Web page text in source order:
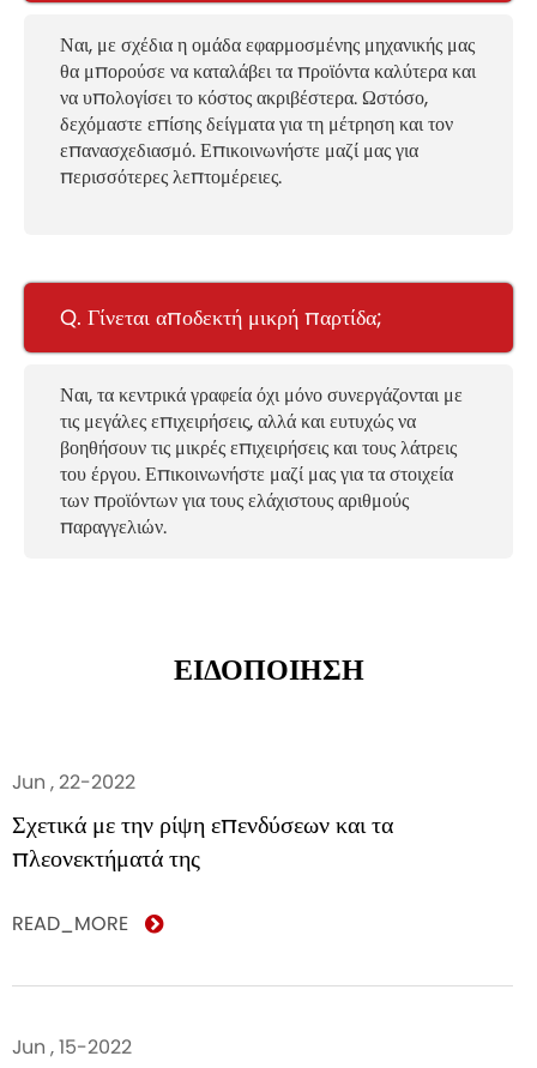
Ναι, με σχέδια η ομάδα εφαρμοσμένης μηχανικής μας
θα μπορούσε να καταλάβει τα προϊόντα καλύτερα και
να υπολογίσει το κόστος ακριβέστερα. Ωστόσο,
δεχόμαστε επίσης δείγματα για τη μέτρηση και τον
επανασχεδιασμό. Επικοινωνήστε μαζί μας για
περισσότερες λεπτομέρειες.
Q. Γίνεται αποδεκτή μικρή παρτίδα;
Ναι, τα κεντρικά γραφεία όχι μόνο συνεργάζονται με
τις μεγάλες επιχειρήσεις, αλλά και ευτυχώς να
βοηθήσουν τις μικρές επιχειρήσεις και τους λάτρεις
του έργου. Επικοινωνήστε μαζί μας για τα στοιχεία
των προϊόντων για τους ελάχιστους αριθμούς
παραγγελιών.
ΕΙΔΟΠΟΙΗΣΗ
Jun , 22-2022
Σχετικά με την ρίψη επενδύσεων και τα
πλεονεκτήματά της
READ_MORE
Jun , 15-2022